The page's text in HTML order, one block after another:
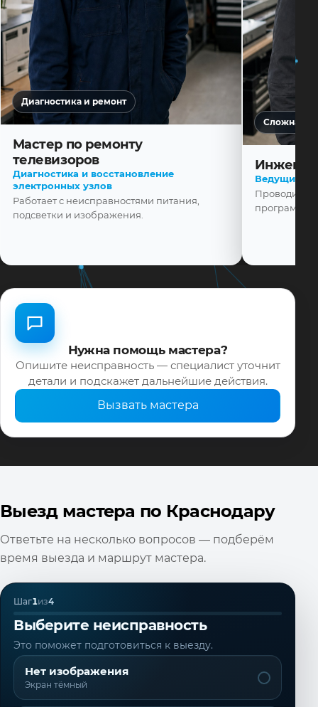
Диагностика и ремонт
Мастер по ремонту
телевизоров
Диагностика и восстановление
электронных узлов
Работает с неисправностями питания,
подсветки и изображения.
Сложная
Ведущий
Проводит
Нужна помощь мастера?
Опишите неисправность — специалист уточнит
детали и подскажет дальнейшие действия.
Вызвать мастера
Выезд мастера по Краснодару
Ответьте на несколько вопросов — подберём
время выезда и маршрут мастера.
Шаг1из4
Выберите неисправность
Это поможет подготовиться к выезду.
Нет изображения
Экран тёмный